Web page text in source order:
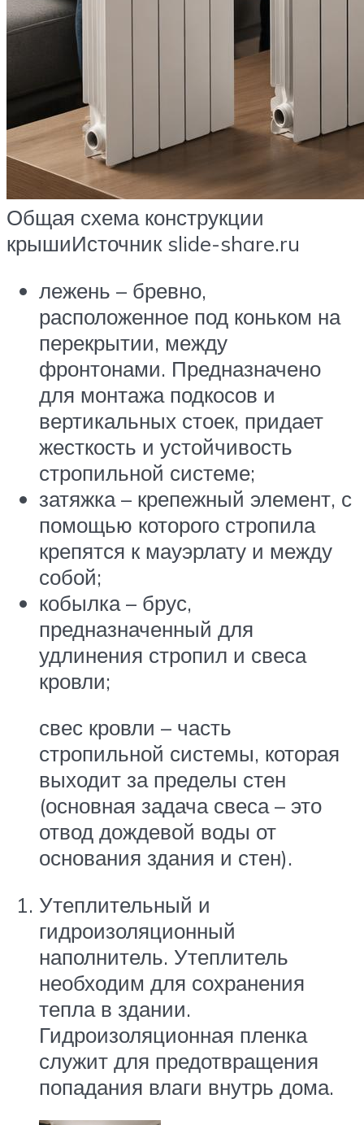
Общая схема конструкции
крышиИсточник slide-share.ru
лежень – бревно,
расположенное под коньком на
перекрытии, между
фронтонами. Предназначено
для монтажа подкосов и
вертикальных стоек, придает
жесткость и устойчивость
стропильной системе;
затяжка – крепежный элемент, с
помощью которого стропила
крепятся к мауэрлату и между
собой;
кобылка – брус,
предназначенный для
удлинения стропил и свеса
кровли;
свес кровли – часть
стропильной системы, которая
выходит за пределы стен
(основная задача свеса – это
отвод дождевой воды от
основания здания и стен).
Утеплительный и
гидроизоляционный
наполнитель. Утеплитель
необходим для сохранения
тепла в здании.
Гидроизоляционная пленка
служит для предотвращения
попадания влаги внутрь дома.